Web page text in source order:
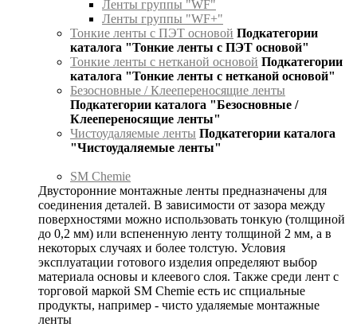
Ленты группы "WF"
Ленты группы "WF+"
Тонкие ленты с ПЭТ основой Подкатегории
каталога "Тонкие ленты с ПЭТ основой"
Тонкие ленты с нетканой основой Подкатегории
каталога "Тонкие ленты с нетканой основой"
Безосновные / Клеепереносящие ленты
Подкатегории каталога "Безосновные /
Клеепереносящие ленты"
Чистоудаляемые ленты Подкатегории каталога
"Чистоудаляемые ленты"
SM Chemie
Двусторонние монтажные ленты предназначены для
соединения деталей. В зависимости от зазора между
поверхностями можно использовать тонкую (толщиной
до 0,2 мм) или вспененную ленту толщиной 2 мм, а в
некоторых случаях и более толстую. Условия
эксплуатации готового изделия определяют выбор
материала основы и клеевого слоя. Также среди лент с
торговой маркой SM Chemie есть ис спциальные
продукты, например - чисто удаляемые монтажные
ленты